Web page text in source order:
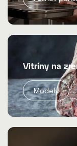
Vitríny na
Modely